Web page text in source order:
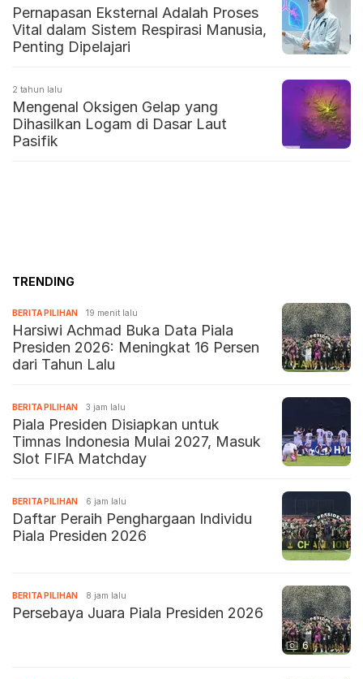
Pernapasan Eksternal Adalah Proses
Vital dalam Sistem Respirasi Manusia,
Penting Dipelajari
2 tahun lalu
Mengenal Oksigen Gelap yang
Dihasilkan Logam di Dasar Laut
Pasifik
TRENDING
BERITA PILIHAN 19 menit lalu
Harsiwi Achmad Buka Data Piala
Presiden 2026: Meningkat 16 Persen
dari Tahun Lalu
BERITA PILIHAN 3 jam lalu
Piala Presiden Disiapkan untuk
Timnas Indonesia Mulai 2027, Masuk
Slot FIFA Matchday
BERITA PILIHAN 6 jam lalu
Daftar Peraih Penghargaan Individu
Piala Presiden 2026
6
BERITA PILIHAN 8 jam lalu
Persebaya Juara Piala Presiden 2026